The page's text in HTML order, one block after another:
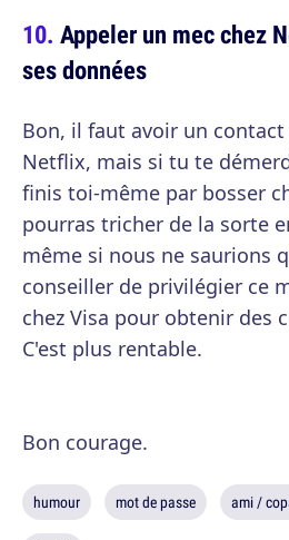
Appeler un mec chez
ses données
Bon, il faut avoir un contact
Netflix, mais si tu te
finis toi-même par bosser
pourras tricher de la sorte
même si nous ne saurions
conseiller de privilégier ce
chez Visa pour obtenir des
C'est plus rentable.
Bon courage.
humour mot de passe ami /